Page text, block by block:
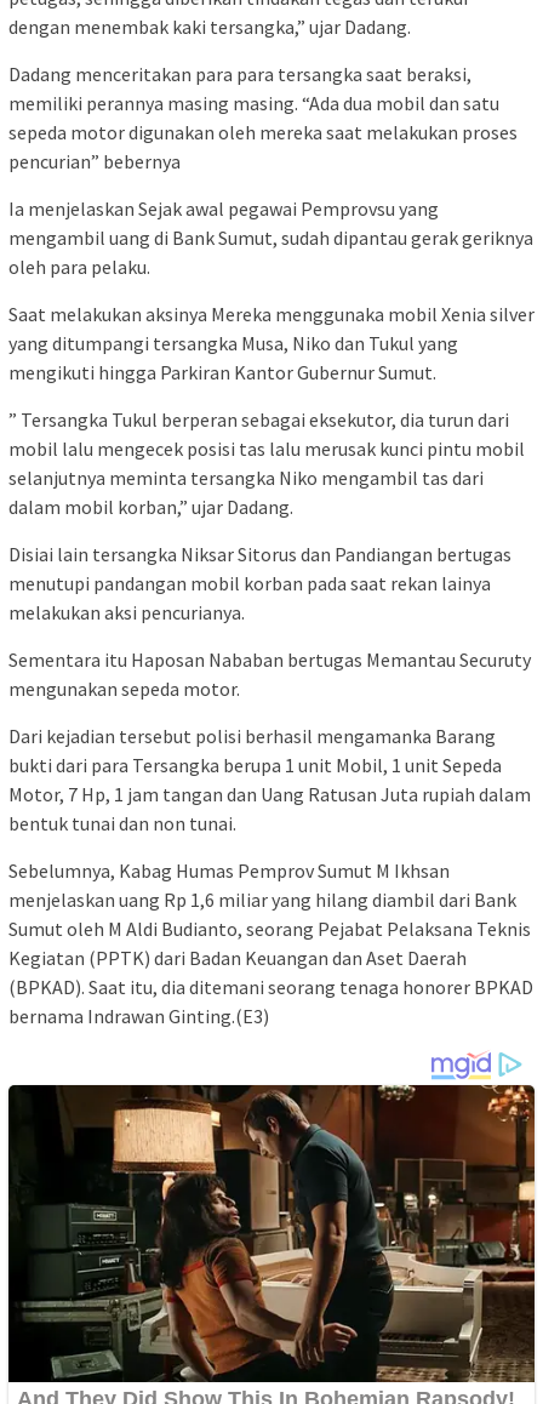
dengan menembak kaki tersangka,” ujar Dadang.
Dadang menceritakan para para tersangka saat beraksi,
memiliki perannya masing masing. “Ada dua mobil dan satu
sepeda motor digunakan oleh mereka saat melakukan proses
pencurian” bebernya
Ia menjelaskan Sejak awal pegawai Pemprovsu yang
mengambil uang di Bank Sumut, sudah dipantau gerak geriknya
oleh para pelaku.
Saat melakukan aksinya Mereka menggunaka mobil Xenia silver
yang ditumpangi tersangka Musa, Niko dan Tukul yang
mengikuti hingga Parkiran Kantor Gubernur Sumut.
” Tersangka Tukul berperan sebagai eksekutor, dia turun dari
mobil lalu mengecek posisi tas lalu merusak kunci pintu mobil
selanjutnya meminta tersangka Niko mengambil tas dari
dalam mobil korban,” ujar Dadang.
Disiai lain tersangka Niksar Sitorus dan Pandiangan bertugas
menutupi pandangan mobil korban pada saat rekan lainya
melakukan aksi pencurianya.
Sementara itu Haposan Nababan bertugas Memantau Securuty
mengunakan sepeda motor.
Dari kejadian tersebut polisi berhasil mengamanka Barang
bukti dari para Tersangka berupa 1 unit Mobil, 1 unit Sepeda
Motor, 7 Hp, 1 jam tangan dan Uang Ratusan Juta rupiah dalam
bentuk tunai dan non tunai.
Sebelumnya, Kabag Humas Pemprov Sumut M Ikhsan
menjelaskan uang Rp 1,6 miliar yang hilang diambil dari Bank
Sumut oleh M Aldi Budianto, seorang Pejabat Pelaksana Teknis
Kegiatan (PPTK) dari Badan Keuangan dan Aset Daerah
(BPKAD). Saat itu, dia ditemani seorang tenaga honorer BPKAD
bernama Indrawan Ginting.(E3)